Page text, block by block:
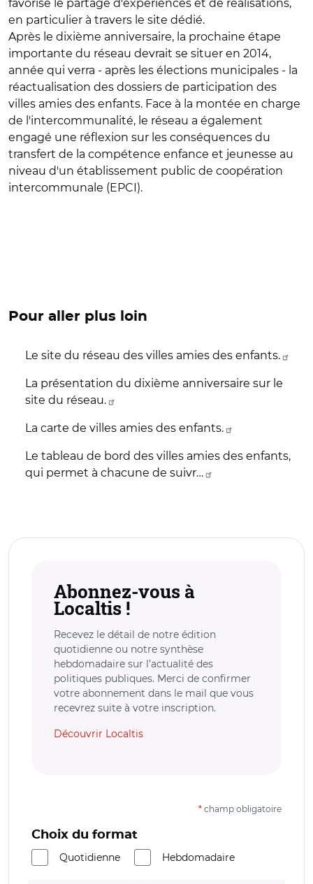
favorise le partage d'expériences et de réalisations,
en particulier à travers le site dédié.
Après le dixième anniversaire, la prochaine étape
importante du réseau devrait se situer en 2014,
année qui verra - après les élections municipales - la
réactualisation des dossiers de participation des
villes amies des enfants. Face à la montée en charge
de l'intercommunalité, le réseau a également
engagé une réflexion sur les conséquences du
transfert de la compétence enfance et jeunesse au
niveau d'un établissement public de coopération
intercommunale (EPCI).
Pour aller plus loin
Le site du réseau des villes amies des enfants.
La présentation du dixième anniversaire sur le
site du réseau.
La carte de villes amies des enfants.
Le tableau de bord des villes amies des enfants,
qui permet à chacune de suivr…
Abonnez-vous à
Localtis !
Recevez le détail de notre édition
quotidienne ou notre synthèse
hebdomadaire sur l’actualité des
politiques publiques. Merci de confirmer
votre abonnement dans le mail que vous
recevrez suite à votre inscription.
Découvrir Localtis
* champ obligatoire
Choix du format
Quotidienne
Hebdomadaire